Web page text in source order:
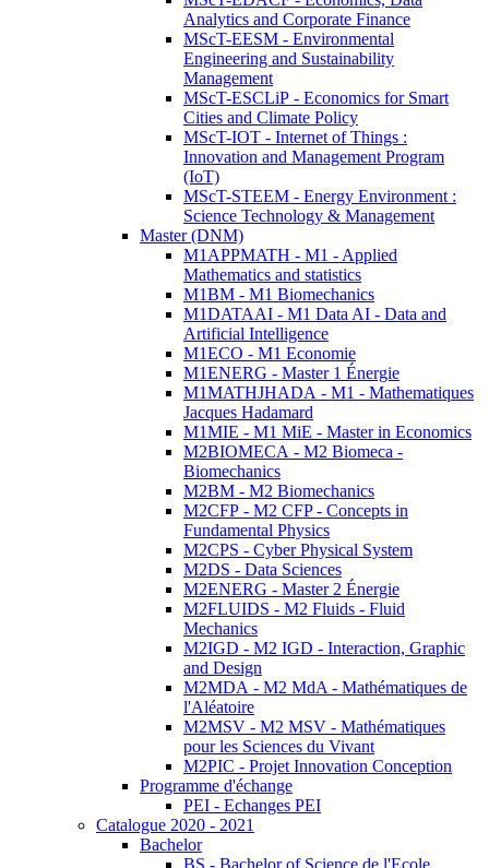
Analytics and Corporate Finance
MScT-EESM - Environmental
Engineering and Sustainability
Management
MScT-ESCLiP - Economics for Smart
Cities and Climate Policy
MScT-IOT - Internet of Things :
Innovation and Management Program
(IoT)
MScT-STEEM - Energy Environment :
Science Technology & Management
Master (DNM)
M1APPMATH - M1 - Applied
Mathematics and statistics
M1BM - M1 Biomechanics
M1DATAAI - M1 Data AI - Data and
Artificial Intelligence
M1ECO - M1 Economie
M1ENERG - Master 1 Énergie
M1MATHJHADA - M1 - Mathematiques
Jacques Hadamard
M1MIE - M1 MiE - Master in Economics
M2BIOMECA - M2 Biomeca -
Biomechanics
M2BM - M2 Biomechanics
M2CFP - M2 CFP - Concepts in
Fundamental Physics
M2CPS - Cyber Physical System
M2DS - Data Sciences
M2ENERG - Master 2 Énergie
M2FLUIDS - M2 Fluids - Fluid
Mechanics
M2IGD - M2 IGD - Interaction, Graphic
and Design
M2MDA - M2 MdA - Mathématiques de
l'Aléatoire
M2MSV - M2 MSV - Mathématiques
pour les Sciences du Vivant
M2PIC - Projet Innovation Conception
Programme d'échange
PEI - Echanges PEI
Catalogue 2020 - 2021
Bachelor
BS - Bachelor of Science de l'Ecole